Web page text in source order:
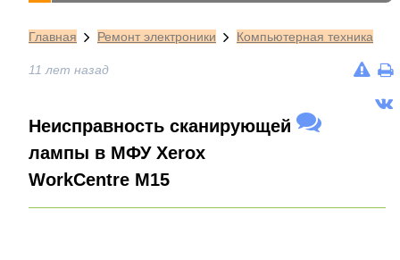
Главная Ремонт электроники Компьютерная техника
11 лет назад
Неисправность сканирующей
лампы в МФУ Xerox
WorkCentre M15